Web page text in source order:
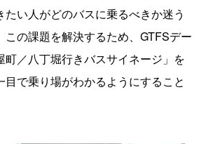
い人がどのバスに乗るべきか迷う
この課題を解決するため、GTFSデー
町／八丁堀行きバスサイネージ」を
で乗り場がわかるようにすること